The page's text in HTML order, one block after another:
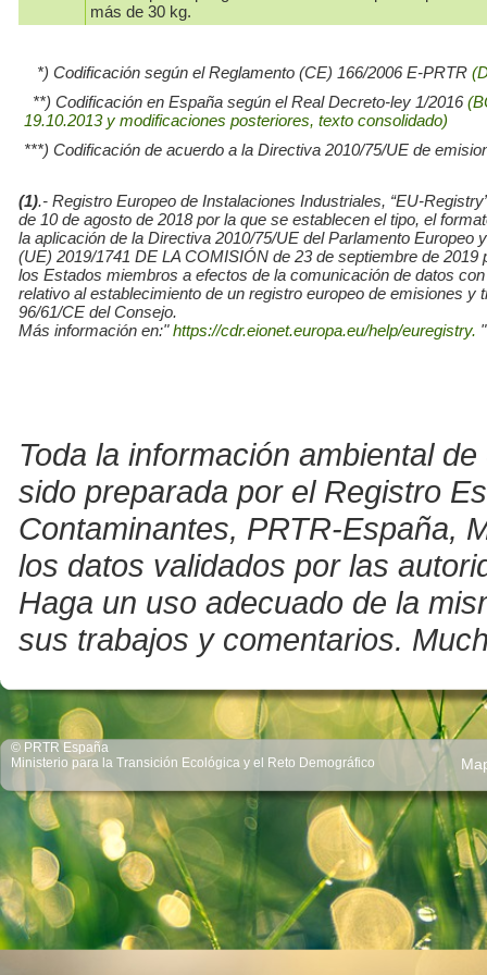
más de 30 kg.
*) Codificación según el Reglamento (CE) 166/2006 E-PRTR
**) Codificación en España según el Real Decreto-ley 1/2016
19.10.2013 y modificaciones posteriores, texto consolidado)
***) Codificación de acuerdo a la Directiva 2010/75/UE de
(1).- Registro Europeo de Instalaciones Industriales, “EU-
de 10 de agosto de 2018 por la que se establecen el tipo, el
la aplicación de la Directiva 2010/75/UE del Parlamento
(UE) 2019/1741 DE LA COMISIÓN de 23 de septiembre de
los Estados miembros a efectos de la comunicación de datos
relativo al establecimiento de un registro europeo de emisiones
96/61/CE del Consejo.
Más información en:"https://cdr.eionet.europa.eu/help/euregistry. "
Toda la información ambiental
sido preparada por el Registro
Contaminantes, PRTR-España,
los datos validados por las
Haga un uso adecuado de la
sus trabajos y comentarios.
© PRTR España
Ministerio para la Transición Ecológica y el Reto Demográfico